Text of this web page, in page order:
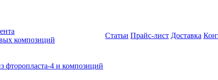
композиций
фторопласта-4 и композиций
Статьи Прайс-лист Доставка